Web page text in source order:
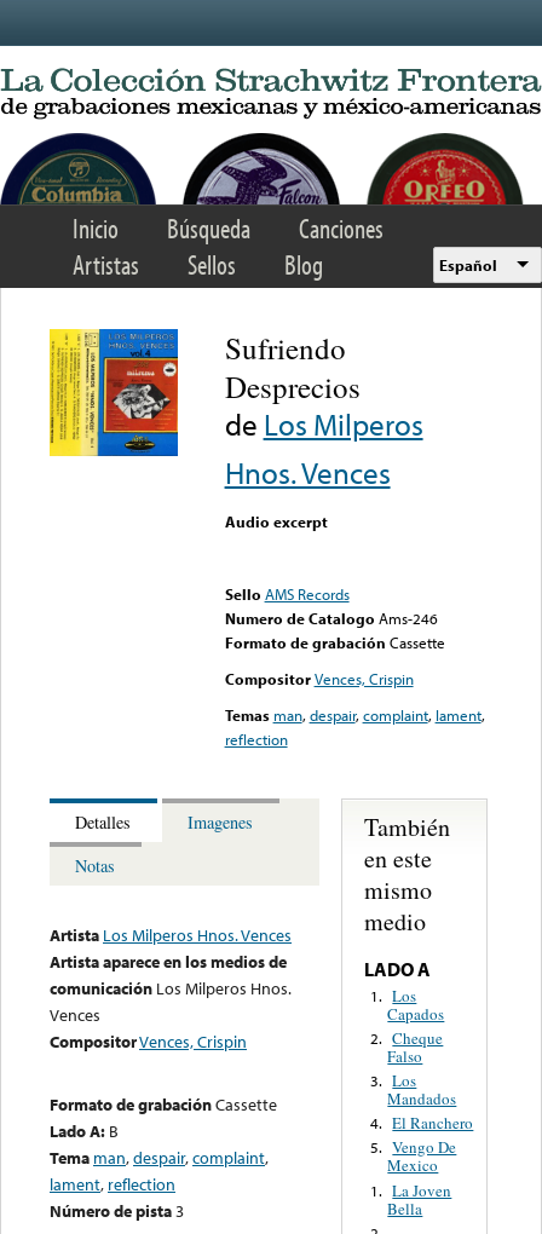
Inicio Búsqueda
Canciones
Artistas
Sellos Blog Español
Sufriendo
Desprecios
de Los Milperos
Hnos. Vences
Audio excerpt
Sello AMS Records
Numero de Catalogo Ams-246
Formato de grabación Cassette
Compositor Vences, Crispin
Temas man,despair,complaint, lament,
reflection
Detalles
Imagenes
Notas
Artista Los Milperos Hnos. Vences
Artista aparece en los medios de
comunicación Los Milperos Hnos.
Vences
CompositorVences, Crispin
Formato de grabaciónCassette
Lado A: B
Tema man,despair,complaint,
lament, reflection
Número de pista3
También
en este
mismo
medio
LADO A
1. Los
Capados
2. Cheque
Falso
3. Los
Mandados
4. El Ranchero
5. Vengo De
Mexico
1. La Joven
Bella